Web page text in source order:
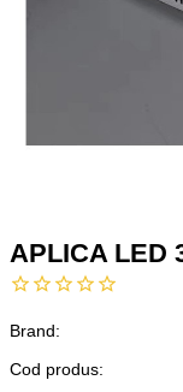
APLICA LED
Brand:
Cod produs: